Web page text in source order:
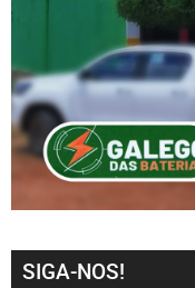
SIGA-NOS!